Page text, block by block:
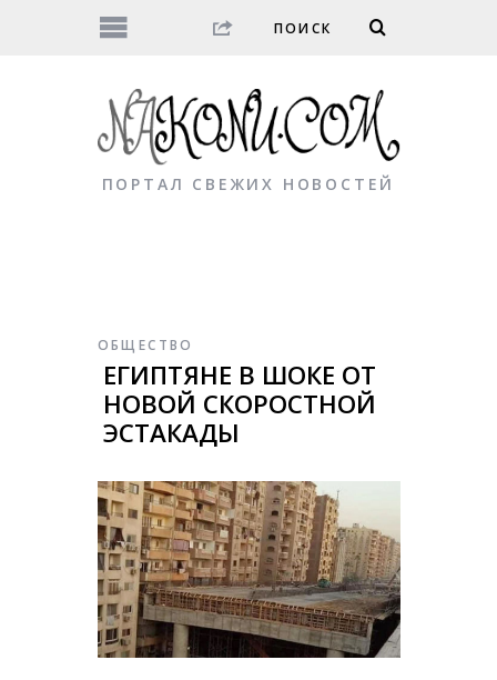
ПОРТАЛ СВЕЖИХ НОВОСТЕЙ
ОБЩЕСТВО
ЕГИПТЯНЕ В ШОКЕ ОТ
НОВОЙ СКОРОСТНОЙ
ЭСТАКАДЫ